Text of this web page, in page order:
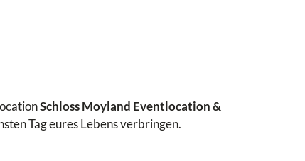
Schloss Moyland Eventlocation &
Tag eures Lebens verbringen.